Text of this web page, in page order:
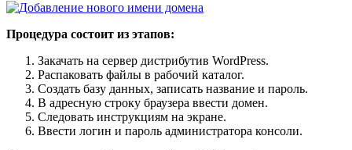
Процедура состоит из этапов:
Закачать на сервер дистрибутив WordPress.
Распаковать файлы в рабочий каталог.
Создать базу данных, записать название и пароль.
В адресную строку браузера ввести домен.
Следовать инструкциям на экране.
Ввести логин и пароль администратора консоли.